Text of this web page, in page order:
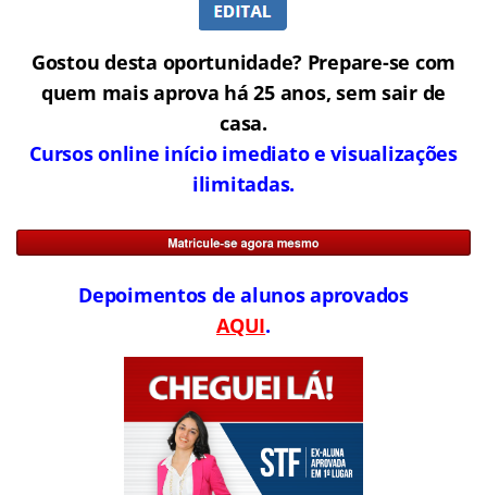
Gostou desta oportunidade? Prepare-se com
quem mais aprova há 25 anos, sem sair de
casa.
Cursos online início imediato e visualizações
ilimitadas.
Depoimentos de alunos aprovados
AQUI.